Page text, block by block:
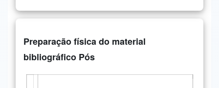
Preparação física do material
bibliográfico Pós